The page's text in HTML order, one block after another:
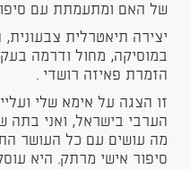
של האם ומתעמתת עם
יצירה תיאטרלית
במוסיקה, מחול ודרמה
הזמרת פאיזה רושדי .
זו הצגה על אימא שלי
הערבי בישראל, ואני בתה
מה עושים עם כל העושר
סיפור אישי מרתק. היא